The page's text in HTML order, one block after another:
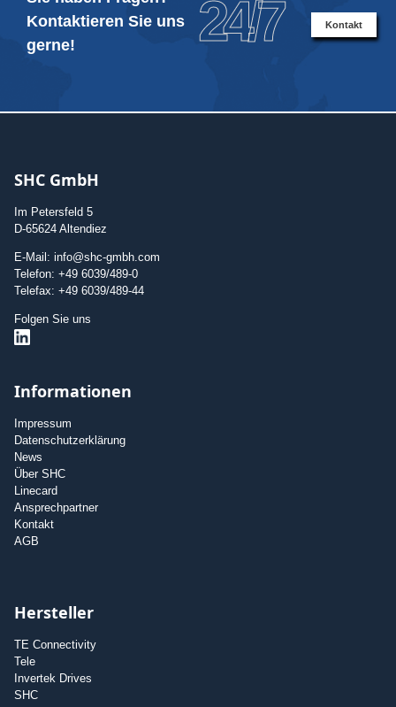
Kontaktieren Sie uns
gerne!
24/7 Kontakt
SHC GmbH
Im Petersfeld 5
D-65624 Altendiez
E-Mail: info@shc-gmbh.com
Telefon: +49 6039/489-0
Telefax: +49 6039/489-44
Folgen Sie uns
Informationen
Impressum
Datenschutzerklärung
News
Über SHC
Linecard
Ansprechpartner
Kontakt
AGB
Hersteller
TE Connectivity
Tele
Invertek Drives
SHC